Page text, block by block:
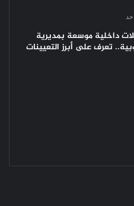
داخلية موسعة بمديرية
تعرف على أبرز التعيينات